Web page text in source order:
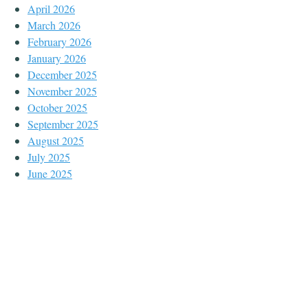
April 2026
March 2026
February 2026
January 2026
December 2025
November 2025
October 2025
September 2025
August 2025
July 2025
June 2025